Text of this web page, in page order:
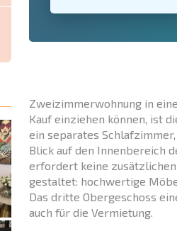
Zweizimmerwohnung in
Kauf einziehen können, ist
ein separates
Blick auf den Innenbereich
erfordert keine
gestaltet: hochwertige
Das dritte Obergeschoss
auch für die Vermietung.